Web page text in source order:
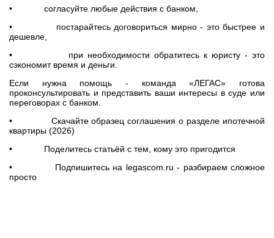
• согласуйте любые действия с банком,
• постарайтесь договориться мирно - это быстрее и
дешевле,
• при необходимости обратитесь к юристу - это
сэкономит время и деньги.
Если нужна помощь - команда «ЛЕГАС» готова
проконсультировать и представить ваши интересы в суде или
переговорах с банком.
• Скачайте образец соглашения о разделе ипотечной
квартиры (2026)
• Поделитесь статьёй с тем, кому это пригодится
• Подпишитесь на legascom.ru - разбираем сложное
просто